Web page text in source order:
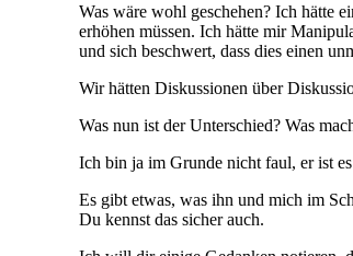
Was wäre wohl geschehen? Ich hätte
erhöhen müssen. Ich hätte mir
und sich beschwert, dass dies einen
Wir hätten Diskussionen über
Was nun ist der Unterschied? Was
Ich bin ja im Grunde nicht faul, er ist
Es gibt etwas, was ihn und mich im
Du kennst das sicher auch.